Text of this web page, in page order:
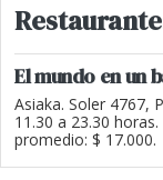
El mundo en un
Asiaka. Soler 4767,
11.30 a 23.30
promedio: $ 17.000.